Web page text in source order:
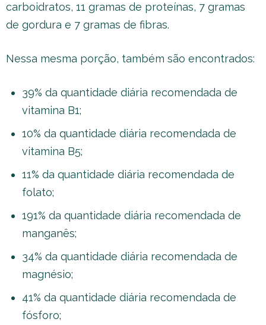
carboidratos, 11 gramas de proteínas, 7 gramas
de gordura e 7 gramas de fibras.
Nessa mesma porção, também são encontrados:
39% da quantidade diária recomendada de
vitamina B1;
10% da quantidade diária recomendada de
vitamina B5;
11% da quantidade diária recomendada de
folato;
191% da quantidade diária recomendada de
manganês;
34% da quantidade diária recomendada de
magnésio;
41% da quantidade diária recomendada de
fósforo;